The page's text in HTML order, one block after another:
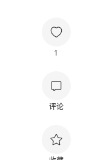
1
评论